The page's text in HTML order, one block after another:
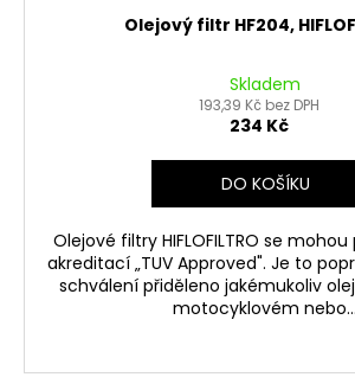
Olejový filtr HF204,
Skladem
193,39 Kč bez DPH
234 Kč
DO KOŠÍKU
Olejové filtry HIFLOFILTRO se
akreditací „TUV Approved". Je to
schválení přiděleno jakémukoliv
motocyklovém nebo...